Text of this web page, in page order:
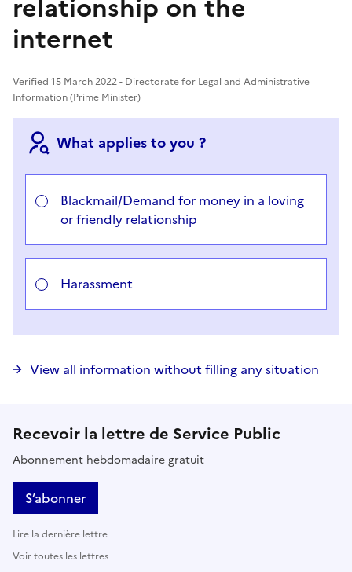
relationship on the
internet
Verified 15 March 2022 - Directorate for Legal and Administrative
Information (Prime Minister)
What applies to you ?
Blackmail/Demand for money in a loving
or friendly relationship
Harassment
View all information without filling any situation
Recevoir la lettre de Service Public
Abonnement hebdomadaire gratuit
S’abonner
Lire la dernière lettre
Voir toutes les lettres